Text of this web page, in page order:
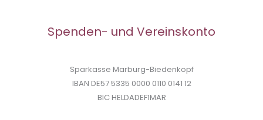
Spenden- und Vereinskonto
Sparkasse Marburg-Biedenkopf
IBAN DE57 5335 0000 0110 0141 12
BIC HELDADEF1MAR